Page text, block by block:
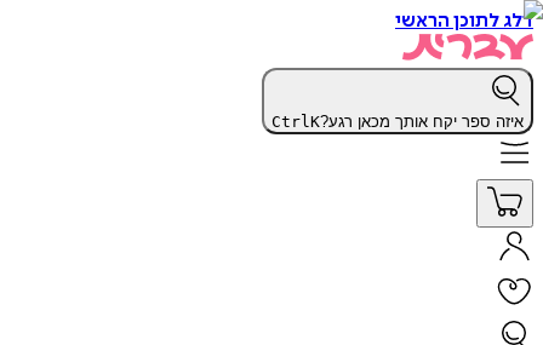
דלג לתוכן הראשי
איזה ספר יקח אותך מכאן רגע? CtrlK